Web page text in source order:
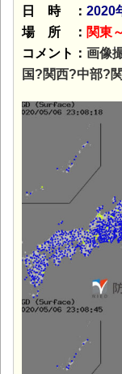
日 時 ： 2020
場 所 ： 関東
コメント： 画像
国?関西?中部?